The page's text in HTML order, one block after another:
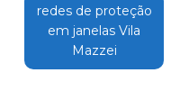
redes de proteção
em janelas Vila
Mazzei